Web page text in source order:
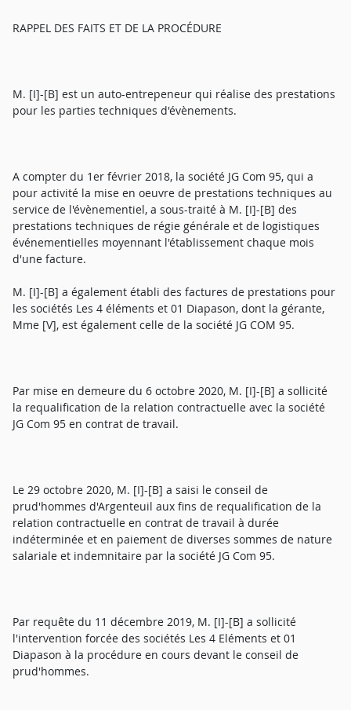
RAPPEL DES FAITS ET DE LA PROCÉDURE
M. [I]-[B] est un auto-entrepeneur qui réalise des prestations
pour les parties techniques d'évènements.
A compter du 1er février 2018, la société JG Com 95, qui a
pour activité la mise en oeuvre de prestations techniques au
service de l'évènementiel, a sous-traité à M. [I]-[B] des
prestations techniques de régie générale et de logistiques
événementielles moyennant l'établissement chaque mois
d'une facture.
M. [I]-[B] a également établi des factures de prestations pour
les sociétés Les 4 éléments et 01 Diapason, dont la gérante,
Mme [V], est également celle de la société JG COM 95.
Par mise en demeure du 6 octobre 2020, M. [I]-[B] a sollicité
la requalification de la relation contractuelle avec la société
JG Com 95 en contrat de travail.
Le 29 octobre 2020, M. [I]-[B] a saisi le conseil de
prud'hommes d'Argenteuil aux fins de requalification de la
relation contractuelle en contrat de travail à durée
indéterminée et en paiement de diverses sommes de nature
salariale et indemnitaire par la société JG Com 95.
Par requête du 11 décembre 2019, M. [I]-[B] a sollicité
l'intervention forcée des sociétés Les 4 Eléments et 01
Diapason à la procédure en cours devant le conseil de
prud'hommes.